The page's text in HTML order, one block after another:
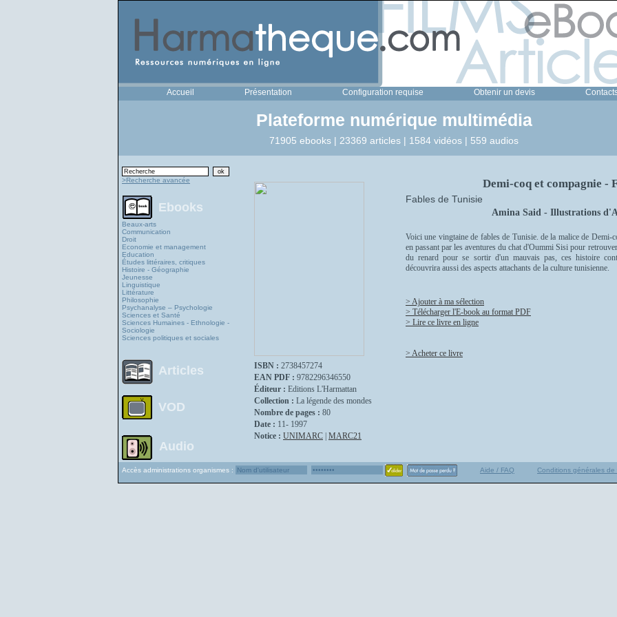
Accueil Présentation Configuration requise Obtenir un devis
Plateforme numérique multimédia
71905 ebooks | 23369 articles | 1584 vidéos | 559 audios
>Recherche avancée
Ebooks
Beaux-arts
Communication
Droit
Economie et management
Education
Études littéraires, critiques
Histoire - Géographie
Jeunesse
Linguistique
Littérature
Philosophie
Psychanalyse – Psychologie
Sciences et Santé
Sciences Humaines - Ethnologie -
Sociologie
Sciences politiques et sociales
Articles
VOD
Audio
ISBN : 2738457274
EAN PDF : 9782296346550
Éditeur : Editions L'Harmattan
Collection : La légende des mondes
Nombre de pages : 80
Date : 11- 1997
Notice : UNIMARC MARC21
Demi-coq et compagnie -
Fables de Tunisie
Amina Said - Illustrations
Voici une vingtaine de fables de Tunisie. de la malice de Demi-
en passant par les aventures du chat d'Oummi Sisi pour
du renard pour se sortir d'un mauvais pas, ces histoire
découvrira aussi des aspects attachants de la culture tunisienne.
> Ajouter à ma sélection
> Télécharger l'E-book au format PDF
> Lire ce livre en ligne
> Acheter ce livre
Accès administrations organismes : Aide / FAQ Conditions générales de